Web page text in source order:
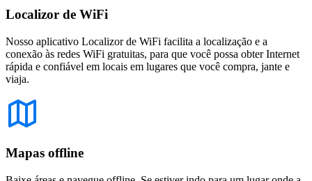
Localizor de WiFi
Nosso aplicativo Localizor de WiFi facilita a localização e a
conexão às redes WiFi gratuitas, para que você possa obter Internet
rápida e confiável em locais em lugares que você compra, jante e
viaja.
Mapas offline